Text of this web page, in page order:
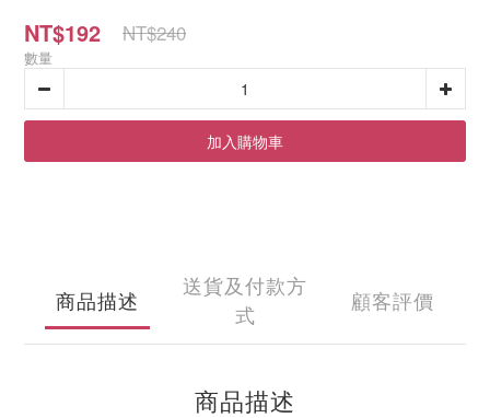
NT$192 NT$240
數量
加入購物車
商品描述
送貨及付款方
式
顧客評價
商品描述